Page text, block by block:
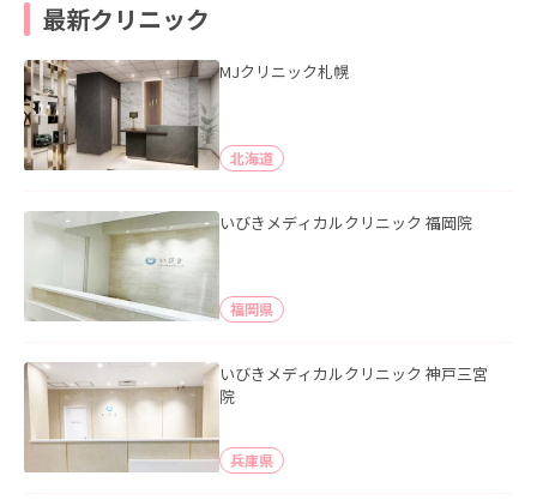
最新クリニック
MJクリニック札幌
北海道
いびきメディカルクリニック 福岡院
福岡県
いびきメディカルクリニック 神戸三宮
院
兵庫県